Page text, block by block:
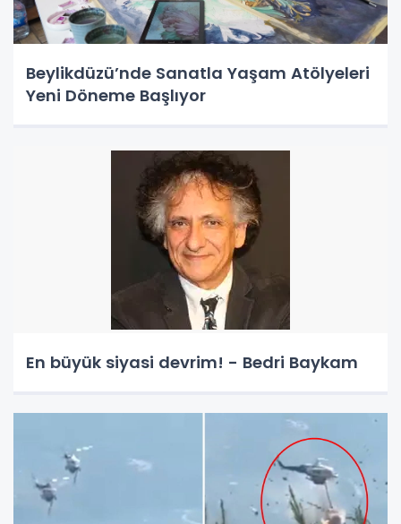
Beylikdüzü’nde Sanatla Yaşam Atölyeleri
Yeni Döneme Başlıyor
En büyük siyasi devrim! - Bedri Baykam